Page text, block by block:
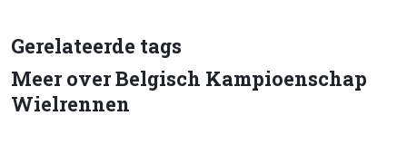
Gerelateerde tags
Meer over Belgisch Kampioenschap
Wielrennen